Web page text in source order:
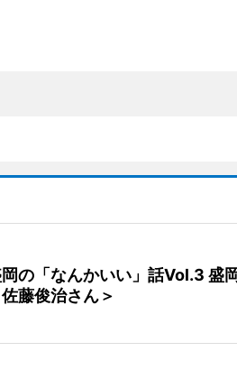
岡の「なんかいい」話Vol.3 盛
藤俊治さん＞